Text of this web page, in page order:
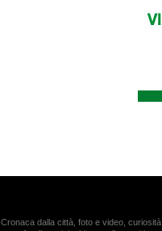
Cronaca dalla città, foto e video, curiosità,